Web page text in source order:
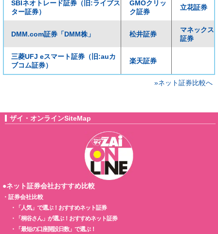
SBIネオトレード証券（旧:ライブス
ター証券）
GMOクリッ
ク証券
立花証券
DMM.com証券「DMM株」 松井証券
マネックス
証券
三菱UFJ eスマート証券（旧:auカ
ブコム証券）
楽天証券
»ネット証券比較へ
ザイ・オンラインSiteMap
●ネット証券会社おすすめ比較
・ 証券会社比較
・
「人気」で選ぶ！おすすめネット証券
・
「桐谷さん」が選ぶ！おすすめネット証券
・
「最短の口座開設日数」で選ぶ！